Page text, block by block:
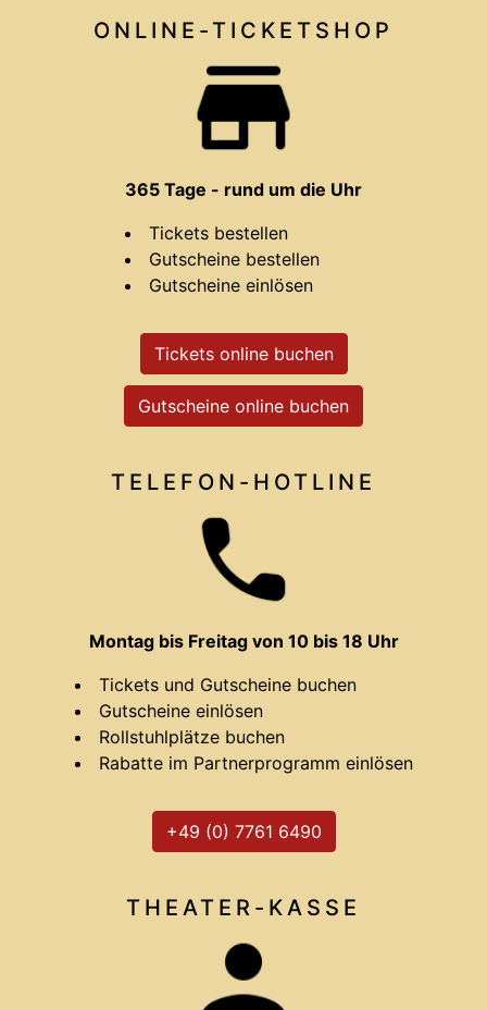
ONLINE-TICKET SHOP
365 Tage - rund um die Uhr
Tickets bestellen
Gutscheine bestellen
Gutscheine einlösen
Tickets online buchen
Gutscheine online buchen
TELEFON-HOTLINE
Montag bis Freitag von 10 bis 18 Uhr
Tickets und Gutscheine buchen
Gutscheine einlösen
Rollstuhlplätze buchen
Rabatte im Partnerprogramm einlösen
+49 (0) 7761 6490
THEATER- KASSE